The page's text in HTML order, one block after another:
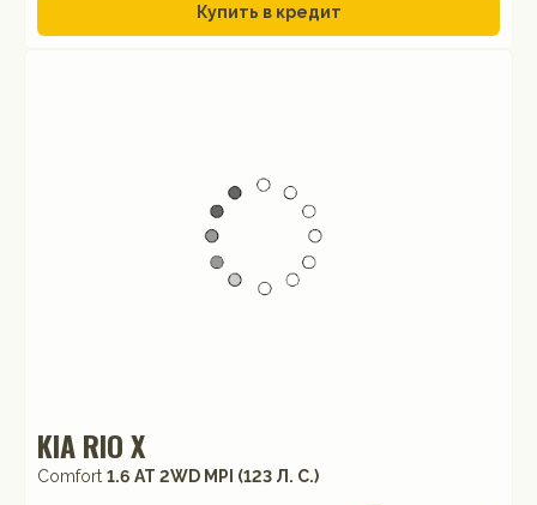
Купить в кредит
KIA RIO X
Comfort 1.6 АТ 2WD MPI (123 Л. C.)